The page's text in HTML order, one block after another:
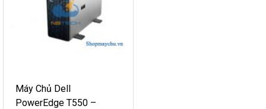
Máy Chủ Dell
PowerEdge T550 –